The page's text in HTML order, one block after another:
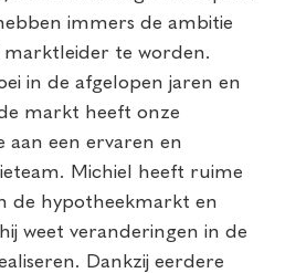
immers de ambitie
te worden.
in de afgelopen jaren en
markt heeft onze
aan een ervaren en
Michiel heeft ruime
de hypotheekmarkt en
weet veranderingen in de
Dankzij eerdere